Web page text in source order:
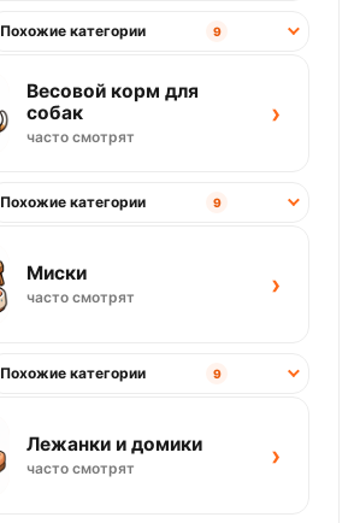
Похожие категории 9
Весовой корм для
собак
часто смотрят
›
Похожие категории 9
Миски
часто смотрят ›
Похожие категории 9
Лежанки и домики
часто смотрят ›